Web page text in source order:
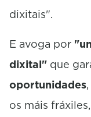
dixitais".
E avoga por
dixital" que
oportunidades
os máis